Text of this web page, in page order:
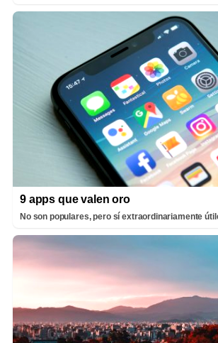
9 apps que valen oro
No son populares, pero sí extraordinariamente